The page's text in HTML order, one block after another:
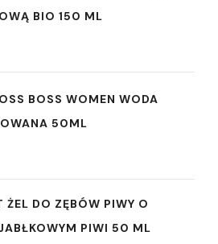
BIO 150 ML
BOSS WOMEN WODA
50ML
ŻEL DO ZĘBÓW PIWY O
PIWI 50 ML